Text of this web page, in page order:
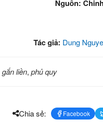
Nguồn:
Tác giả: Dung
gắn liền, phủ quy
Chia sẻ: Facebook